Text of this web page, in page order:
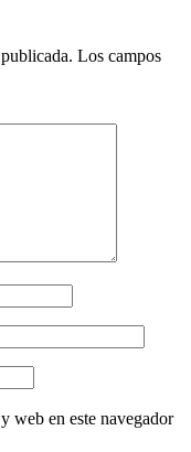
Los campos
web en este navegador